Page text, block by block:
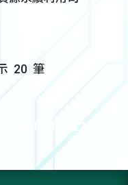
20 筆